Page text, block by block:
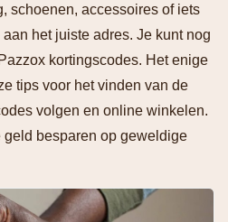
schoenen, accessoires of iets
het juiste adres. Je kunt nog
kortingscodes. Het enige
tips voor het vinden van de
volgen en online winkelen.
geld besparen op geweldige